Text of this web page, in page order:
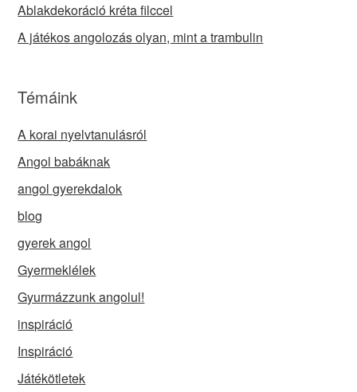
Ablakdekoráció kréta filccel
A játékos angolozás olyan, mint a trambulin
Témáink
A korai nyelvtanulásról
Angol babáknak
angol gyerekdalok
blog
gyerek angol
Gyermeklélek
Gyurmázzunk angolul!
inspiráció
Inspiráció
Játékötletek